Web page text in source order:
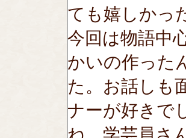
ても嬉しかっ
今回は物語中
かいの作った
た。お話しも
ナーが好きで